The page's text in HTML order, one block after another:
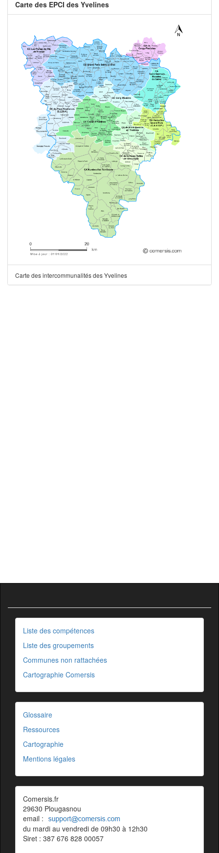
Carte des EPCI des Yvelines
Carte des intercommunalités des Yvelines
Liste des compétences
Liste des groupements
Communes non rattachées
Cartographie Comersis
Glossaire
Ressources
Cartographie
Mentions légales
Comersis.fr
29630 Plougasnou
email :
du mardi au vendredi de 09h30 à 12h30
Siret : 387 676 828 00057